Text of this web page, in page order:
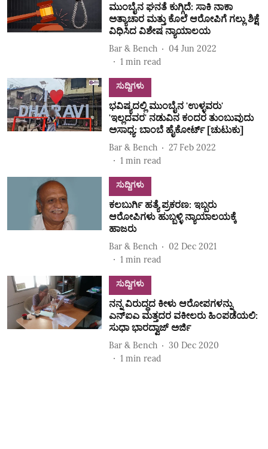
ಮುಂಬೈನ ಘನತೆ ಕುಗ್ಗಿದೆ: ಸಾಕಿ ನಾಕಾ
ಅತ್ಯಾಚಾರ ಮತ್ತು ಕೊಲೆ ಆರೋಪಿಗೆ ಗಲ್ಲು ಶಿಕ್ಷೆ
ವಿಧಿಸಿದ ವಿಶೇಷ ನ್ಯಾಯಾಲಯ
Bar & Bench
04 Jun 2022
1 min read
ಸುದ್ದಿಗಳು
ಭವಿಷ್ಯದಲ್ಲಿ ಮುಂಬೈನ 'ಉಳ್ಳವರು'
'ಇಲ್ಲದವರ' ನಡುವಿನ ಕಂದರ ತುಂಬುವುದು
ಅಸಾಧ್ಯ: ಬಾಂಬೆ ಹೈಕೋರ್ಟ್ [ಚುಟುಕು]
Bar & Bench
27 Feb 2022
1 min read
ಸುದ್ದಿಗಳು
ಕಲಬುರ್ಗಿ ಹತ್ಯೆ ಪ್ರಕರಣ: ಇಬ್ಬರು
ಆರೋಪಿಗಳು ಹುಬ್ಬಳ್ಳಿ ನ್ಯಾಯಾಲಯಕ್ಕೆ
ಹಾಜರು
Bar & Bench
02 Dec 2021
1 min read
ಸುದ್ದಿಗಳು
ನನ್ನ ವಿರುದ್ಧದ ಕೀಳು ಆರೋಪಗಳನ್ನು
ಎನ್ಐಎ ಮತ್ತದರ ವಕೀಲರು ಹಿಂಪಡೆಯಲಿ:
ಸುಧಾ ಭಾರದ್ವಾಜ್ ಅರ್ಜಿ
Bar & Bench
30 Dec 2020
1 min read